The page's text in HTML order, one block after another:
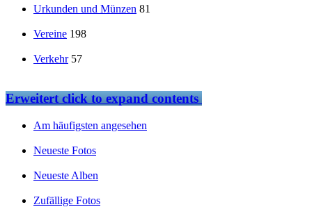
Urkunden und Münzen 81
Vereine 198
Verkehr 57
Erweitertclick to expand contents
Am häufigsten angesehen
Neueste Fotos
Neueste Alben
Zufällige Fotos